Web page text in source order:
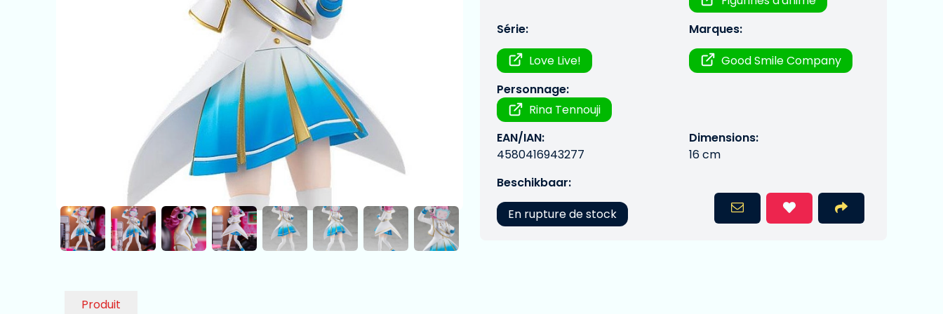
Série:
Love Live!
Marques:
Good Smile Company
Personnage:
Rina Tennouji
EAN/IAN:
4580416943277
Dimensions:
16 cm
Beschikbaar:
En rupture de stock
Produit